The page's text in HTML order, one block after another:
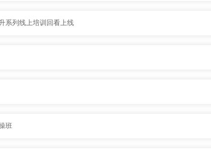
系列线上培训回看上线
班